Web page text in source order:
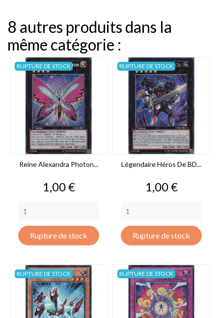
8 autres produits dans la
même catégorie :
Reine Alexandra Photon...
Prix
1,00 €
Rupture de stock
RUPTURE DE STOCK
Légendaire Héros De BD...
Prix
1,00 €
Rupture de stock
RUPTURE DE STOCK
RUPTURE DE STOCK RUPTURE DE STOCK